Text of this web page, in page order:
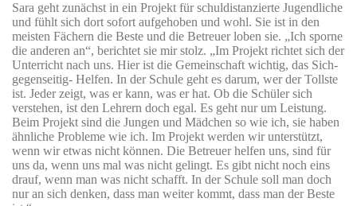
Sara geht zunächst in ein Projekt für schuldistanzierte Jugendliche
und fühlt sich dort sofort aufgehoben und wohl. Sie ist in den
meisten Fächern die Beste und die Betreuer loben sie. „Ich sporne
die anderen an“, berichtet sie mir stolz. „Im Projekt richtet sich der
Unterricht nach uns. Hier ist die Gemeinschaft wichtig, das Sich-
gegenseitig- Helfen. In der Schule geht es darum, wer der Tollste
ist. Jeder zeigt, was er kann, was er hat. Ob die Schüler sich
verstehen, ist den Lehrern doch egal. Es geht nur um Leistung.
Beim Projekt sind die Jungen und Mädchen so wie ich, sie haben
ähnliche Probleme wie ich. Im Projekt werden wir unterstützt,
wenn wir etwas nicht können. Die Betreuer helfen uns, sind für
uns da, wenn uns mal was nicht gelingt. Es gibt nicht noch eins
drauf, wenn man was nicht schafft. In der Schule soll man doch
nur an sich denken, dass man weiter kommt, dass man der Beste